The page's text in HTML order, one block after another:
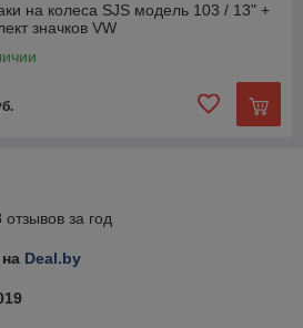
на колеса SJS модель 103 / 13" +
значков VW
за год
Deal.by